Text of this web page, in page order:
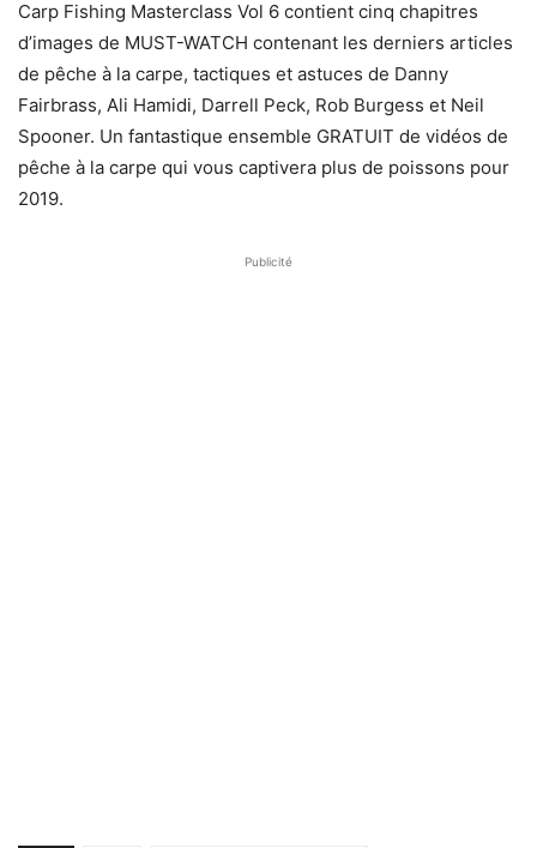
Carp Fishing Masterclass Vol 6 contient cinq chapitres
d’images de MUST-WATCH contenant les derniers articles
de pêche à la carpe, tactiques et astuces de Danny
Fairbrass, Ali Hamidi, Darrell Peck, Rob Burgess et Neil
Spooner. Un fantastique ensemble GRATUIT de vidéos de
pêche à la carpe qui vous captivera plus de poissons pour
2019.
Publicité